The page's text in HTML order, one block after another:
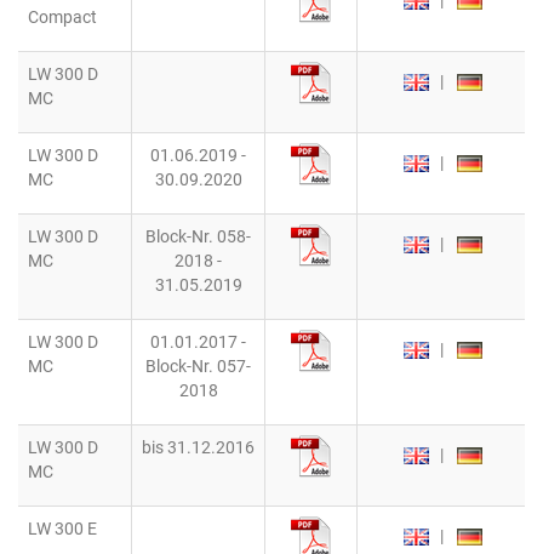
Compact
LW 300 D
MC
|
LW 300 D
MC
01.06.2019 -
30.09.2020
|
LW 300 D
MC
Block-Nr. 058-
2018 -
31.05.2019
|
LW 300 D
MC
01.01.2017 -
Block-Nr. 057-
2018
|
LW 300 D
MC
bis 31.12.2016 |
LW 300 E |